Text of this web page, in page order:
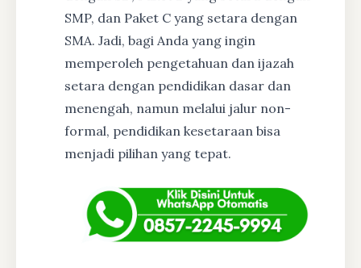
SMP, dan Paket C yang setara dengan
SMA. Jadi, bagi Anda yang ingin
memperoleh pengetahuan dan ijazah
setara dengan pendidikan dasar dan
menengah, namun melalui jalur non-
formal, pendidikan kesetaraan bisa
menjadi pilihan yang tepat.